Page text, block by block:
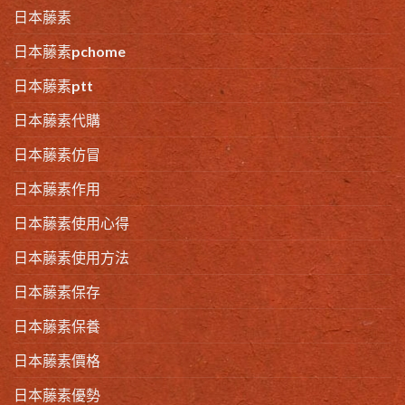
日本藤素
日本藤素pchome
日本藤素ptt
日本藤素代購
日本藤素仿冒
日本藤素作用
日本藤素使用心得
日本藤素使用方法
日本藤素保存
日本藤素保養
日本藤素價格
日本藤素優勢